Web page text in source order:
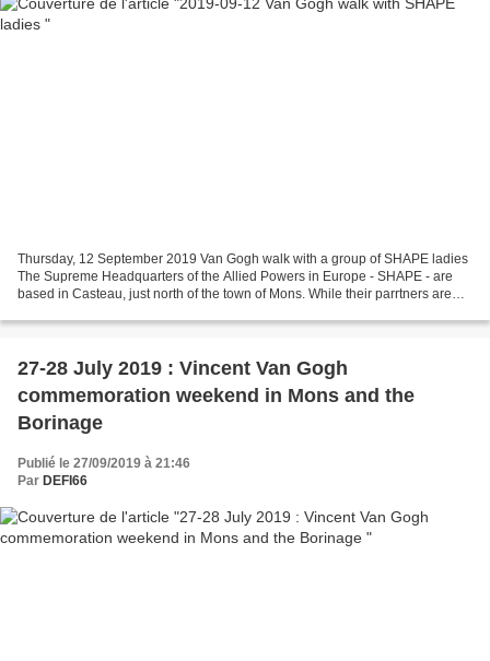
Thursday, 12 September 2019 Van Gogh walk with a group of SHAPE ladies
The Supreme Headquarters of the Allied Powers in Europe - SHAPE - are
based in Casteau, just north of the town of Mons. While their parrtners are
27-28 July 2019 : Vincent Van Gogh
commemoration weekend in Mons and the
Borinage
Publié le 27/09/2019 à 21:46
Par DEFI66